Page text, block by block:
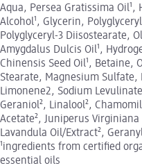
Aqua, Persea Gratissima Oil¹,
Alcohol¹, Glycerin,
Polyglyceryl-3 Diisostearate,
Amygdalus Dulcis Oil¹,
Chinensis Seed Oil¹, Betaine,
Stearate, Magnesium Sulfate,
Limonene2, Sodium
Geraniol², Linalool²,
Acetate², Juniperus Virginiana
Lavandula Oil/Extract²,
¹ingredients from certified
essential oils